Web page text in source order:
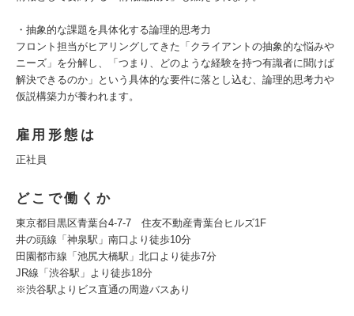
・抽象的な課題を具体化する論理的思考力
フロント担当がヒアリングしてきた「クライアントの抽象的な悩みや
ニーズ」を分解し、「つまり、どのような経験を持つ有識者に聞けば
解決できるのか」という具体的な要件に落とし込む、論理的思考力や
仮説構築力が養われます。
雇用形態は
正社員
どこで働くか
東京都目黒区青葉台4-7-7 住友不動産青葉台ヒルズ1F
井の頭線「神泉駅」南口より徒歩10分
田園都市線「池尻大橋駅」北口より徒歩7分
JR線「渋谷駅」より徒歩18分
※渋谷駅よりビス直通の周遊バスあり